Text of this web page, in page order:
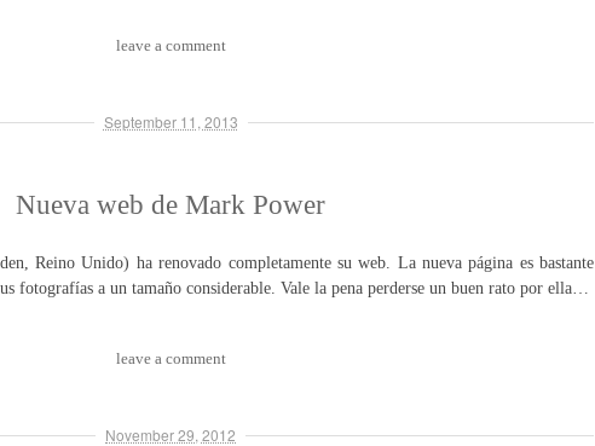
leave a comment
September 11, 2013
Nueva web de Mark Power
Reino Unido) ha renovado completamente su web. La nueva página es bastante
fotografías a un tamaño considerable. Vale la pena perderse un buen rato por ella…
leave a comment
November 29, 2012